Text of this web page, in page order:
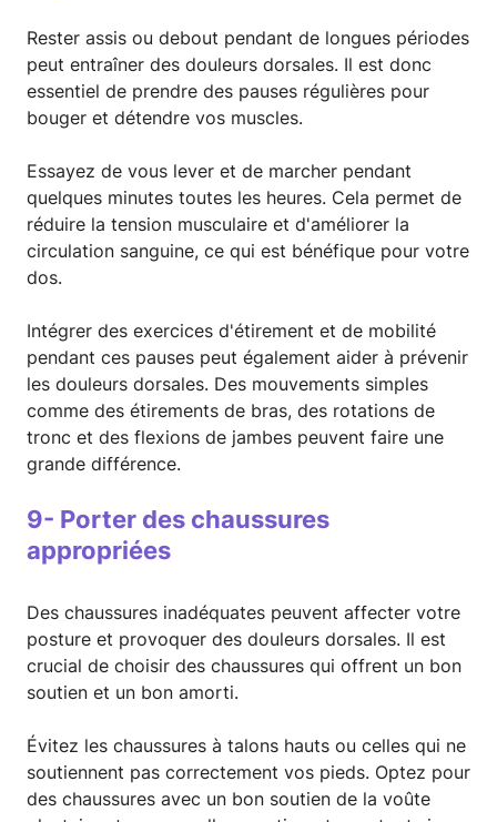
Rester assis ou debout pendant de longues périodes
peut entraîner des douleurs dorsales. Il est donc
essentiel de prendre des pauses régulières pour
bouger et détendre vos muscles.
Essayez de vous lever et de marcher pendant
quelques minutes toutes les heures. Cela permet de
réduire la tension musculaire et d'améliorer la
circulation sanguine, ce qui est bénéfique pour votre
dos.
Intégrer des exercices d'étirement et de mobilité
pendant ces pauses peut également aider à prévenir
les douleurs dorsales. Des mouvements simples
comme des étirements de bras, des rotations de
tronc et des flexions de jambes peuvent faire une
grande différence.
9- Porter des chaussures
appropriées
Des chaussures inadéquates peuvent affecter votre
posture et provoquer des douleurs dorsales. Il est
crucial de choisir des chaussures qui offrent un bon
soutien et un bon amorti.
Évitez les chaussures à talons hauts ou celles qui ne
soutiennent pas correctement vos pieds. Optez pour
des chaussures avec un bon soutien de la voûte